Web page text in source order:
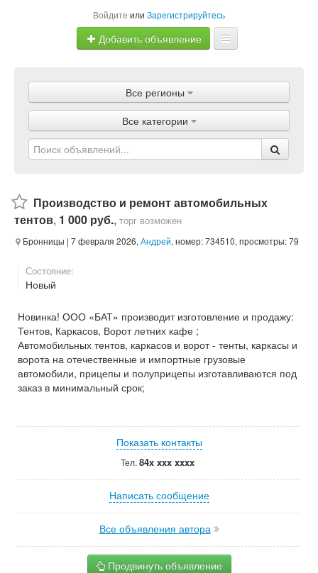
Войдите или Зарегистрируйтесь
Добавить объявление
Объявления
Магазины
Услуги
Все регионы
Все категории
Производство и ремонт автомобильных
тентов, 1 000 руб., торг возможен
Бронницы | 7 февраля 2026, Андрей, номер: 734510, просмотры: 79
Состояние:
Новый
Новинка! ООО «БАТ» производит изготовление и продажу:
Тентов, Каркасов, Ворот летних кафе ;
Автомобильных тентов, каркасов и ворот - тенты, каркасы и
ворота на отечественные и импортные грузовые
автомобили, прицепы и полуприцепы изготавливаются под
заказ в минимальный срок;
Показать контакты
Тел. 84x xxx xxxx
Написать сообщение
Все объявления автора
Продвинуть объявление